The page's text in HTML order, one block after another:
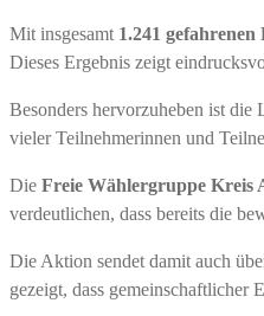
Mit insgesamt 1.241
Dieses Ergebnis zeigt
Besonders hervorzuheben ist die
vieler Teilnehmerinnen und
Die Freie Wählergruppe Kreis
verdeutlichen, dass bereits die
Die Aktion sendet damit auch
gezeigt, dass gemeinschaftlicher